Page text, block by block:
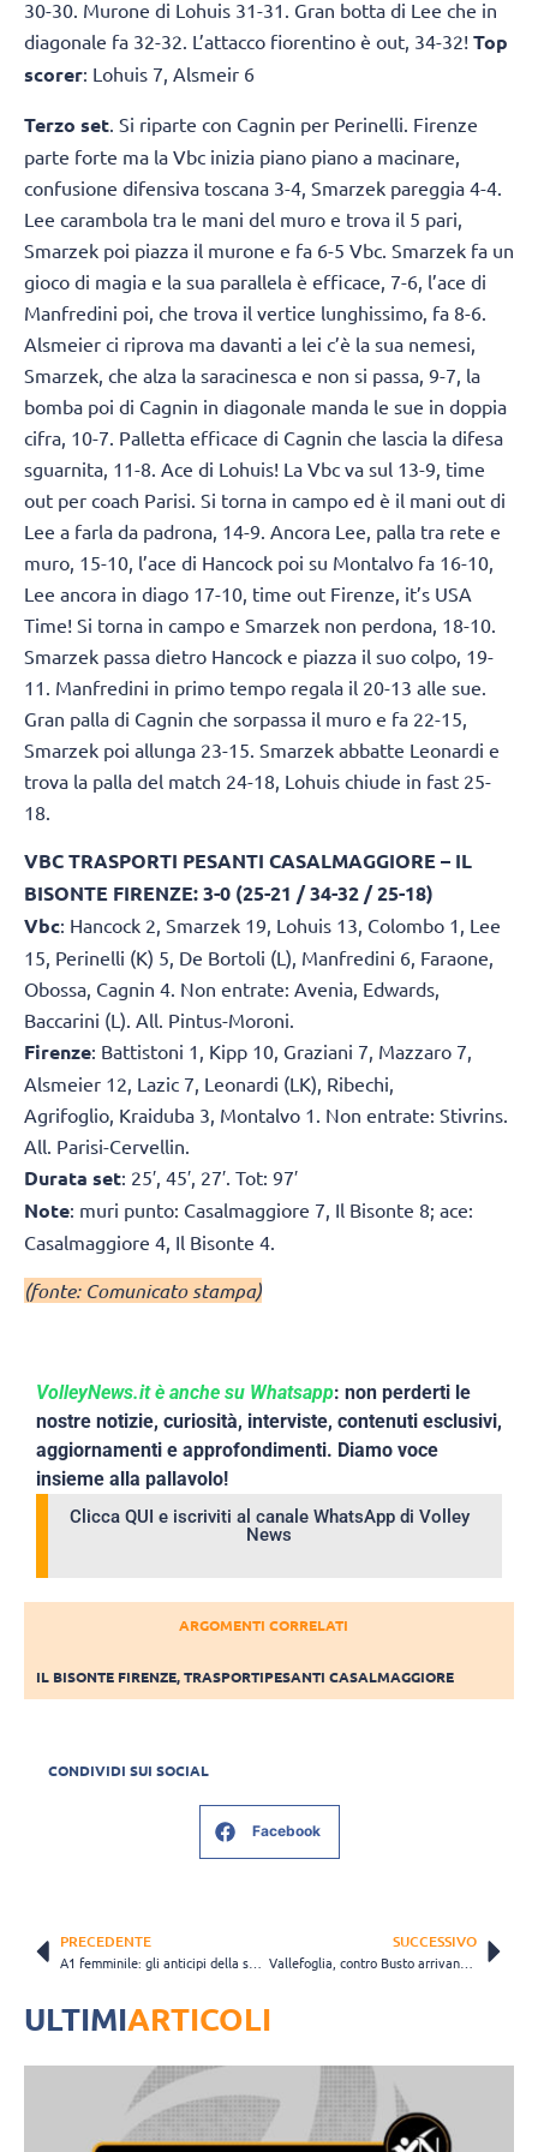
30-30. Murone di Lohuis 31-31. Gran botta di Lee che in
diagonale fa 32-32. L’attacco fiorentino è out, 34-32! Top
scorer: Lohuis 7, Alsmeir 6
Terzo set . Si riparte con Cagnin per Perinelli. Firenze
parte forte ma la Vbc inizia piano piano a macinare,
confusione difensiva toscana 3-4, Smarzek pareggia 4-4.
Lee carambola tra le mani del muro e trova il 5 pari,
Smarzek poi piazza il murone e fa 6-5 Vbc. Smarzek fa un
gioco di magia e la sua parallela è efficace, 7-6, l’ace di
Manfredini poi, che trova il vertice lunghissimo, fa 8-6.
Alsmeier ci riprova ma davanti a lei c’è la sua nemesi,
Smarzek, che alza la saracinesca e non si passa, 9-7, la
bomba poi di Cagnin in diagonale manda le sue in doppia
cifra, 10-7. Palletta efficace di Cagnin che lascia la difesa
sguarnita, 11-8. Ace di Lohuis! La Vbc va sul 13-9, time
out per coach Parisi. Si torna in campo ed è il mani out di
Lee a farla da padrona, 14-9. Ancora Lee, palla tra rete e
muro, 15-10, l’ace di Hancock poi su Montalvo fa 16-10,
Lee ancora in diago 17-10, time out Firenze, it’s USA
Time! Si torna in campo e Smarzek non perdona, 18-10.
Smarzek passa dietro Hancock e piazza il suo colpo, 19-
11. Manfredini in primo tempo regala il 20-13 alle sue.
Gran palla di Cagnin che sorpassa il muro e fa 22-15,
Smarzek poi allunga 23-15. Smarzek abbatte Leonardi e
trova la palla del match 24-18, Lohuis chiude in fast 25-
18.
VBC TRASPORTI PESANTI CASALMAGGIORE – IL
BISONTE FIRENZE: 3-0 (25-21 / 34-32 / 25-18)
Vbc: Hancock 2, Smarzek 19, Lohuis 13, Colombo 1, Lee
15, Perinelli (K) 5, De Bortoli (L), Manfredini 6, Faraone,
Obossa, Cagnin 4. Non entrate: Avenia, Edwards,
Baccarini (L). All. Pintus-Moroni.
Firenze: Battistoni 1, Kipp 10, Graziani 7, Mazzaro 7,
Alsmeier 12, Lazic 7, Leonardi (LK), Ribechi,
Agrifoglio, Kraiduba 3, Montalvo 1. Non entrate: Stivrins.
All. Parisi-Cervellin.
Durata set: 25′, 45′, 27′. Tot: 97′
Note: muri punto: Casalmaggiore 7, Il Bisonte 8; ace:
Casalmaggiore 4, Il Bisonte 4.
(fonte: Comunicato stampa)
VolleyNews.it è anche su Whatsapp: non perderti le
nostre notizie, curiosità, interviste, contenuti esclusivi,
aggiornamenti e approfondimenti. Diamo voce
insieme alla pallavolo!
Clicca QUI e iscriviti al canale WhatsApp di Volley
News
ARGOMENTI CORRELATI
IL BISONTE FIRENZE,TRASPORTIPESANTI CASALMAGGIORE
CONDIVIDI SUI SOCIAL
Facebook
PRECEDENTE SUCCESSIVO
Vallefoglia, contro Busto arrivano tre punti d’oro
ULTIMIARTICOLI